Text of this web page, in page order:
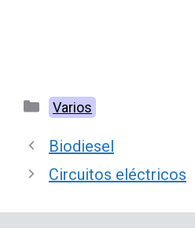
Categorías
Varios
Biodiesel
Circuitos eléctricos